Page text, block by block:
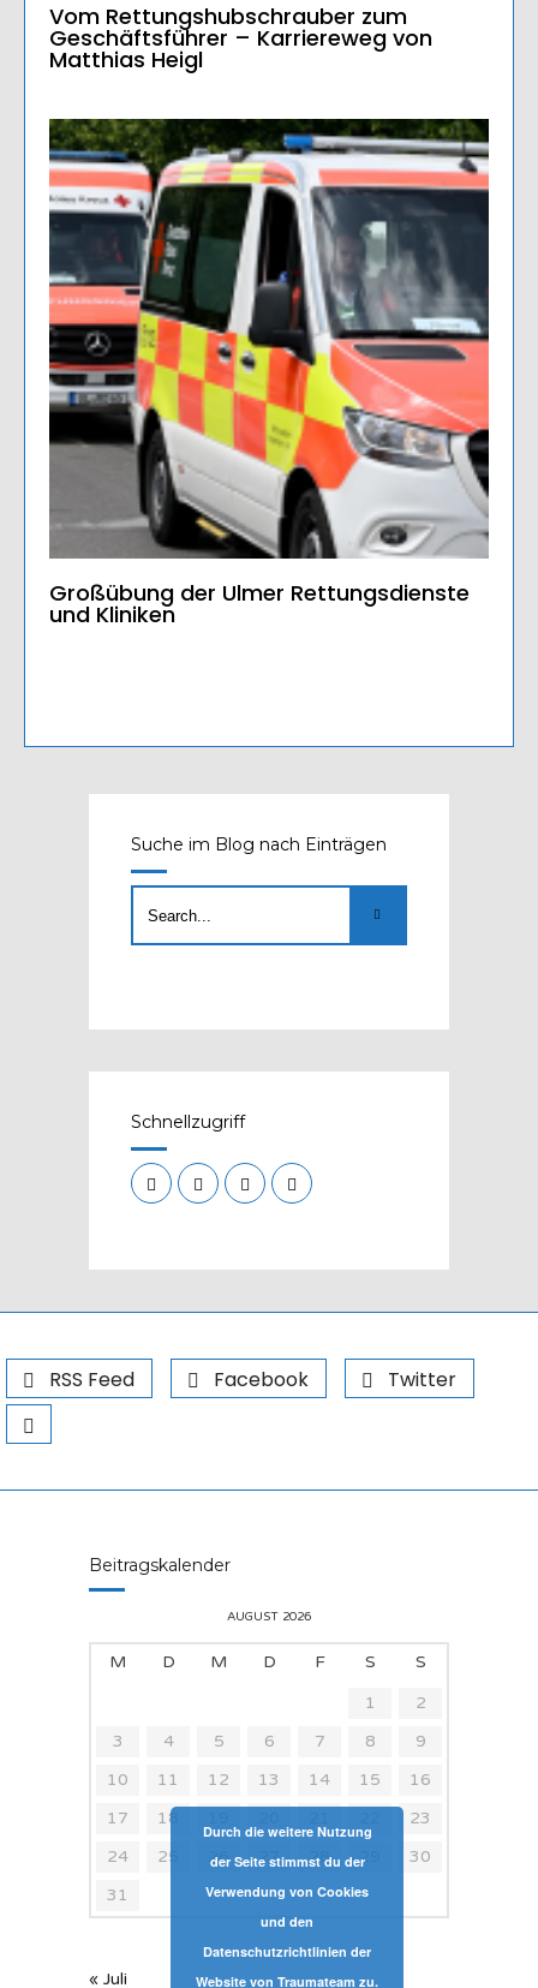
Vom Rettungshubschrauber zum
Geschäftsführer – Karriereweg von
Matthias Heigl
Großübung der Ulmer Rettungsdienste
und Kliniken
Suche im Blog nach Einträgen
Schnellzugriff
RSS Feed Facebook Twitter
Beitragskalender
AUGUST 2026
M D M D F S
S
1
2
3
4 5 6 7 8
9
10
11 12 13 14 15
16
17
18
23
24
25 26 27 28 29
30
31
« Juli
Durch die weitere Nutzung
der Seite stimmst du der
Verwendung von Cookies
und den
Datenschutzrichtlinien der
Website von Traumateam zu.